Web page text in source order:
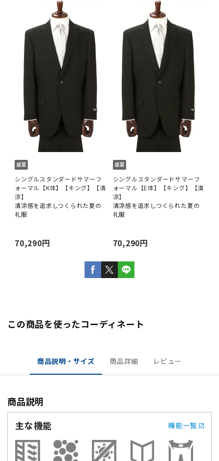
シングルスタンダードサマーフ
ォーマル【K体】【キング】【清
涼】
清涼感を追求しつくられた夏の
礼服
70,290円
シングルスタンダードサマーフ
ォーマル【E体】【キング】【清
涼】
清涼感を追求しつくられた夏の
礼服
70,290円
この商品を使ったコーディネート
商品説明・サイズ 商品詳細 レビュー
商品説明
主な機能
機能一覧